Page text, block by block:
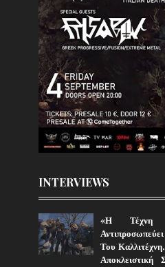
INTERVIEWS
«Η Τέχνη
Του